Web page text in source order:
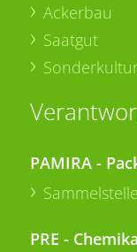
Ackerbau
Saatgut
PAMIRA -
PRE -